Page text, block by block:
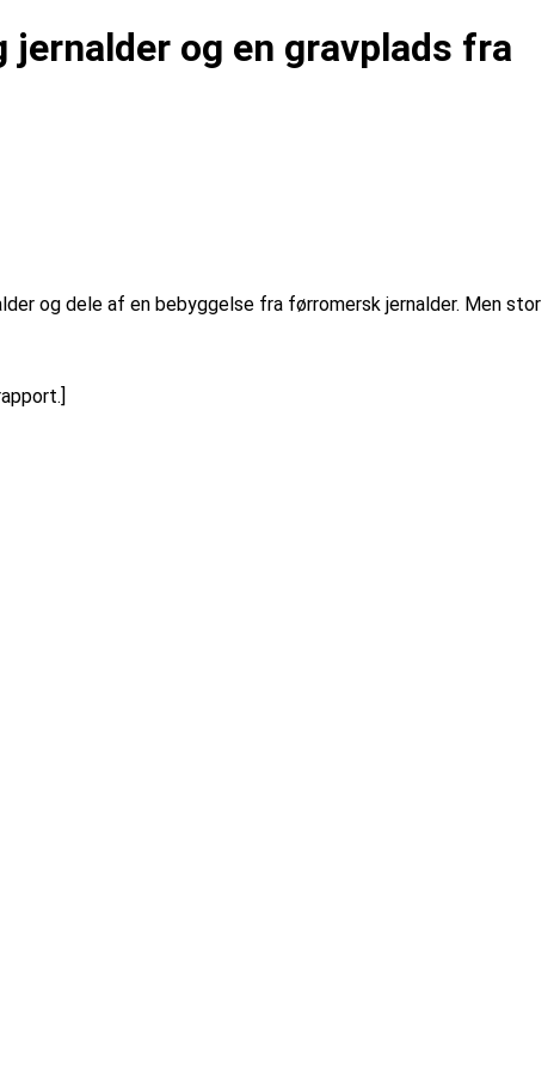
og en gravplads fra
og dele af en bebyggelse fra førromersk jernalder. Men stor